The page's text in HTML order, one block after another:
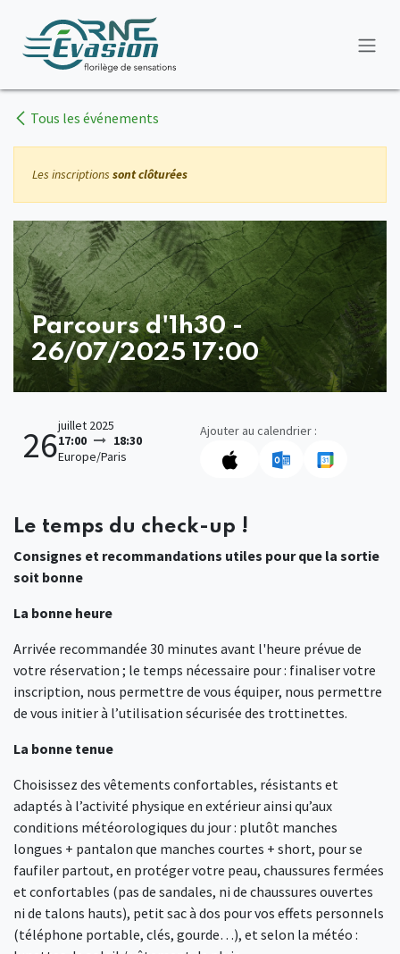
Tous les événements
Les inscriptions sont clôturées
Parcours d'1h30 -
26/07/2025 17:00
26juillet 2025
17:00
18:30
Europe/Paris
Ajouter au calendrier :
Le temps du check-up !
Consignes et recommandations utiles pour que la sortie
soit bonne
La bonne heure
Arrivée recommandée 30 minutes avant l'heure prévue de
votre réservation ; le temps nécessaire pour : finaliser votre
inscription, nous permettre de vous équiper, nous permettre
de vous initier à l’utilisation sécurisée des trottinettes.
La bonne tenue
Choisissez des vêtements confortables, résistants et
adaptés à l’activité physique en extérieur ainsi qu’aux
conditions météorologiques du jour : plutôt manches
longues + pantalon que manches courtes + short, pour se
faufiler partout, en protéger votre peau, chaussures fermées
et confortables (pas de sandales, ni de chaussures ouvertes
ni de talons hauts), petit sac à dos pour vos effets personnels
(téléphone portable, clés, gourde…), et selon la météo :